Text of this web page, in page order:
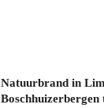
Natuurbrand in
Boschhuizerbergen